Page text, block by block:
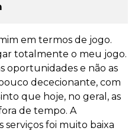
em termos de jogo.
totalmente o meu jogo.
oportunidades e não as
dececionante, com
que hoje, no geral, as
de tempo. A
foi muito baixa